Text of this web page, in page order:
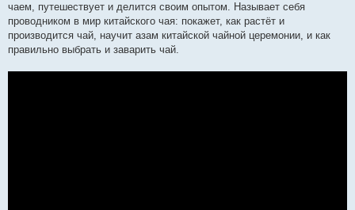
чаем, путешествует и делится своим опытом. Называет себя
проводником в мир китайского чая: покажет, как растёт и
производится чай, научит азам китайской чайной церемонии, и как
правильно выбрать и заварить чай.